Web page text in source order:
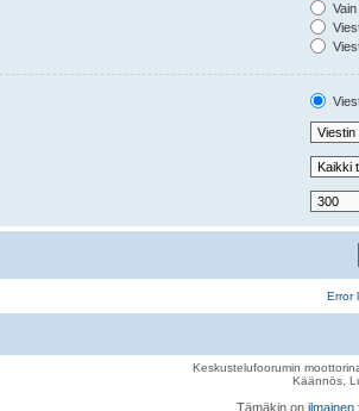
Error
Keskustelufoorumin
Käännös,
Tämäkin on ilmainen